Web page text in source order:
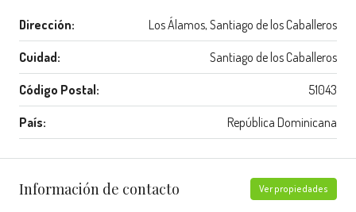
Dirección: Los Álamos, Santiago de los Caballeros
Cuidad: Santiago de los Caballeros
Código Postal: 51043
País: República Dominicana
Información de contacto Ver propiedades